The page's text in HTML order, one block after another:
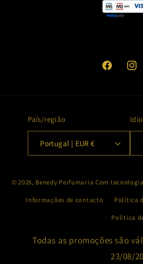
Facebook
País/região
Portugal | EUR €
de
© 2026, Benedy Perfumaria Com
Informações de contacto Política
Política
Todas as promoções são
23/08/